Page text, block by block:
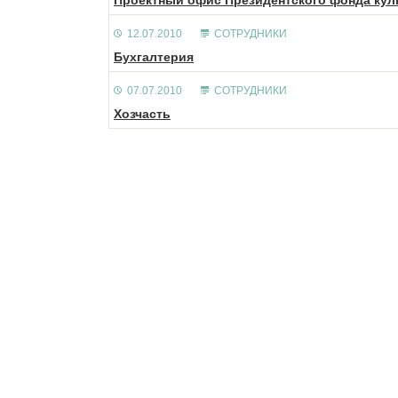
12.07.2010 СОТРУДНИКИ
Бухгалтерия
07.07.2010 СОТРУДНИКИ
Хозчасть